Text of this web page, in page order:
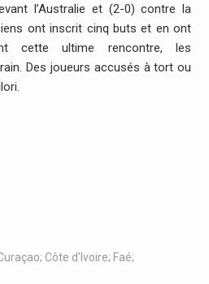
l’Australie et (2-0) contre la
ont inscrit cinq buts et en ont
cette ultime rencontre, les
Des joueurs accusés à tort ou
Côte d'Ivoire; Faé;